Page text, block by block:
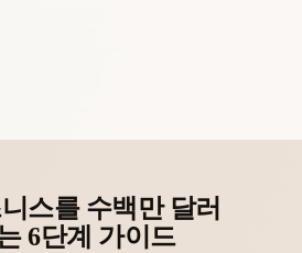
스를 수백만 달러
6단계 가이드